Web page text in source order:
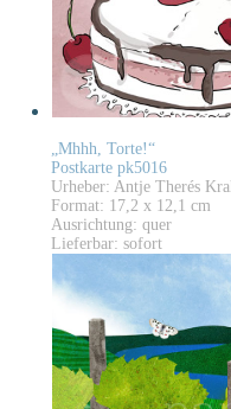
„Mhhh, Torte!“
Postkarte pk5016
Urheber: Antje Therés Kral
Format: 17,2 x 12,1 cm
Ausrichtung: quer
Lieferbar: sofort